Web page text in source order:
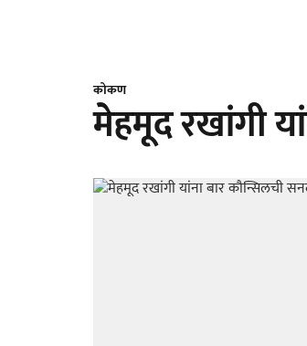
कोकण
मेहमूद रखांगी